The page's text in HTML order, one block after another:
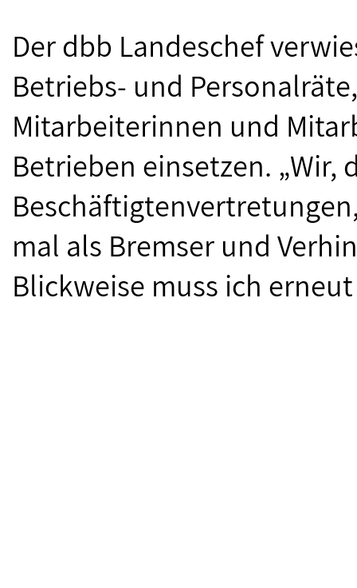
Der dbb Landeschef
Betriebs- und
Mitarbeiterinnen und
Betrieben einsetzen. „Wir,
mal als Bremser und
Blickweise muss ich